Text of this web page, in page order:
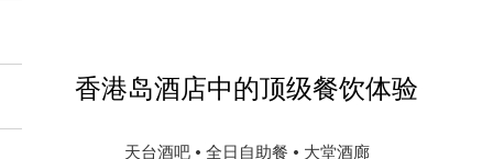
香港岛酒店中的顶级餐饮体验
天台酒吧 • 全日自助餐 • 大堂酒廊